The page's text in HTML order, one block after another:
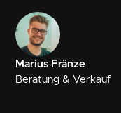
Marius Fränze
Beratung & Verkauf